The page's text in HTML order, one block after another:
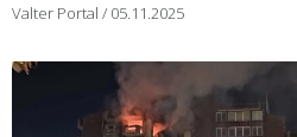
Valter Portal 05.11.2025